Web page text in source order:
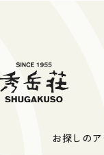
お探しの